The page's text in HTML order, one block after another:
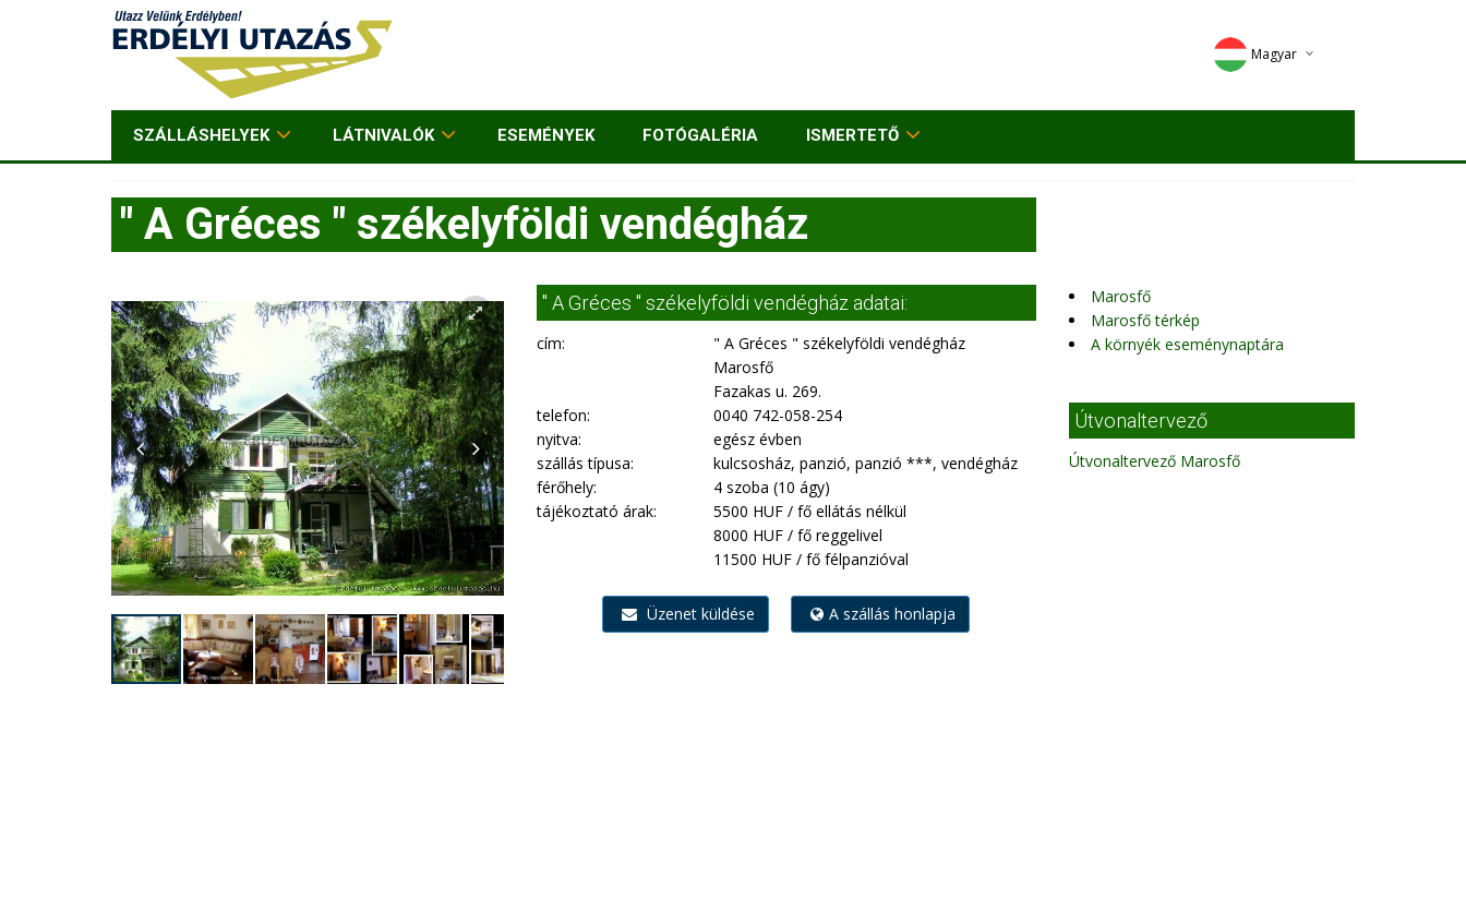
Magyar
Deutsch
SZÁLLÁSHELYEK LÁTNIVALÓK ESEMÉNYEK FOTÓGALÉRIA ISMERTETŐ
" A Gréces " székelyföldi vendégház
" A Gréces " székelyföldi vendégház adatai:
cím:
" A Gréces " székelyföldi vendégház
Marosfő
Fazakas u. 269.
telefon:
0040 742-058-254
nyitva:
egész évben
szállás típusa:
kulcsosház, panzió, panzió ***, vendégház
férőhely:
4 szoba (10 ágy)
tájékoztató árak:
5500 HUF / fő ellátás nélkül
8000 HUF / fő reggelivel
11500 HUF / fő félpanzióval
Üzenet küldése A szállás honlapja
Marosfő
Marosfő térkép
A környék eseménynaptára
Útvonaltervező
Útvonaltervező Marosfő